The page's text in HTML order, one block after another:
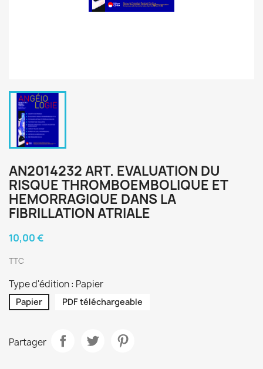
AN2014232 ART. EVALUATION DU
RISQUE THROMBOEMBOLIQUE ET
HEMORRAGIQUE DANS LA
FIBRILLATION ATRIALE
10,00 €
TTC
Type d'édition : Papier
Papier PDF téléchargeable
Partager